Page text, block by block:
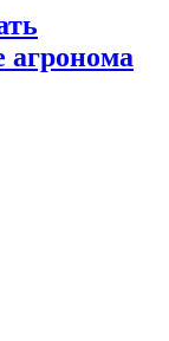
агронома